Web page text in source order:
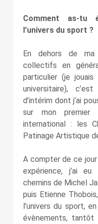
Comment as-tu
l’univers du sport ?
En dehors de
collectifs en
particulier (je jouais
universitaire),
d’intérim dont j’ai
sur mon premier
international : les
Patinage Artistique
A compter de ce
expérience, j’ai
chemins de Michel
puis Etienne
l’univers du sport,
évènements, tantôt